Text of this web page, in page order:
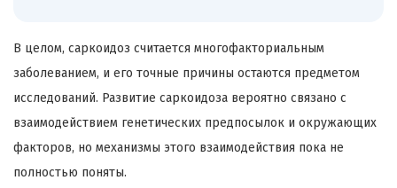
В целом, саркоидоз считается многофакториальным
заболеванием, и его точные причины остаются предметом
исследований. Развитие саркоидоза вероятно связано с
взаимодействием генетических предпосылок и окружающих
факторов, но механизмы этого взаимодействия пока не
полностью поняты.